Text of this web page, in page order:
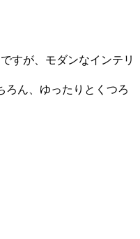
すが、モダンなインテリ
ろん、ゆったりとくつろ